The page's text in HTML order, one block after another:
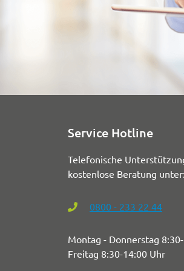
Service Hotline
Telefonische
kostenlose Beratung unter:
0800 - 233 22 44
Montag - Donnerstag
Freitag 8:30-14:00 Uhr